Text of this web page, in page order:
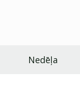
Nedēļa